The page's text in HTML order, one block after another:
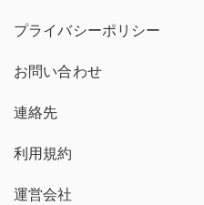
プライバシーポリシー
お問い合わせ
連絡先
利用規約
運営会社